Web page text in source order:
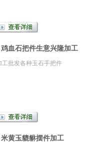
鸡血石把件生意兴隆加工
工批发各种玉石手把件
米黄玉貔貅摆件加工